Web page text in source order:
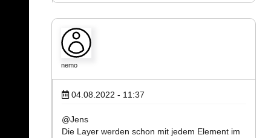
nemo
04.08.2022 - 11:37
@Jens
Die Layer werden schon mit jedem Element im